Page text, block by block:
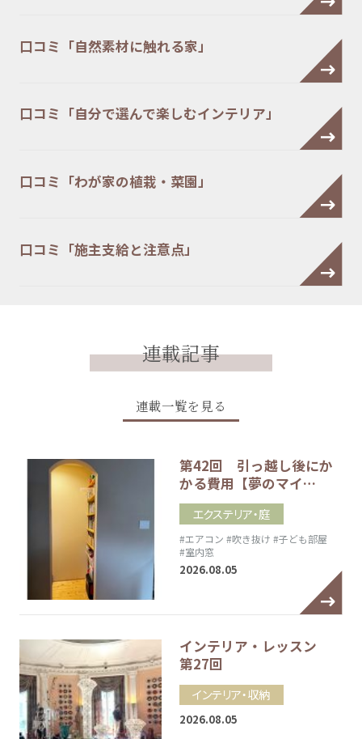
口コミ「自然素材に触れる家」
口コミ「自分で選んで楽しむインテリア」
口コミ「わが家の植栽・菜園」
口コミ「施主支給と注意点」
連載記事
連載一覧を見る
第42回 引っ越し後にか
かる費用【夢のマイ…
エクステリア・庭
#エアコン #吹き抜け #子ども部屋
#室内窓
2026.08.05
インテリア・レッスン
第27回
インテリア・収納
2026.08.05